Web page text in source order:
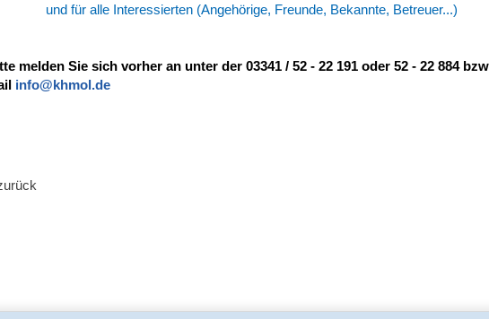
und für alle Interessierten (Angehörige, Freunde, Bekannte, Betreuer...)
melden Sie sich vorher an unter der 03341 / 52 - 22 191 oder 52 - 22 884
info@khmol.de